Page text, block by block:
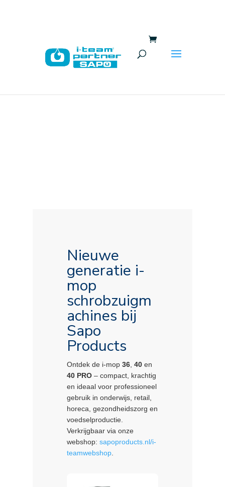
Nieuwe
generatie i-
mop
schrobzuigm
achines bij
Sapo
Products
Ontdek de i-mop 36, 40en
40 PRO– compact, krachtig
en ideaal voor professioneel
gebruik in onderwijs, retail,
horeca, gezondheidszorg en
voedselproductie.
Verkrijgbaar via onze
webshop: sapoproducts.nl/i-
teamwebshop.